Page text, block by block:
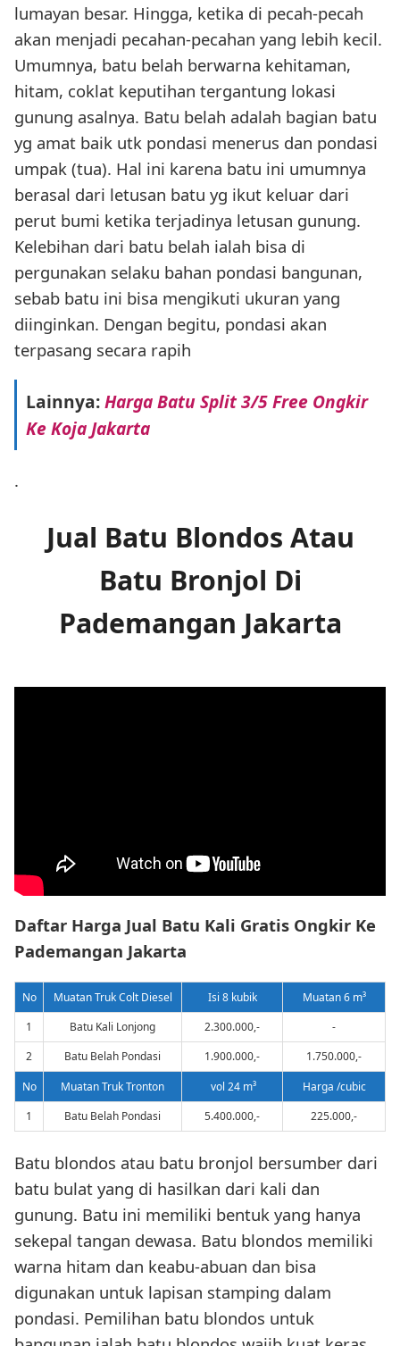
lumayan besar. Hingga, ketika di pecah-pecah
akan menjadi pecahan-pecahan yang lebih kecil.
Umumnya, batu belah berwarna kehitaman,
hitam, coklat keputihan tergantung lokasi
gunung asalnya. Batu belah adalah bagian batu
yg amat baik utk pondasi menerus dan pondasi
umpak (tua). Hal ini karena batu ini umumnya
berasal dari letusan batu yg ikut keluar dari
perut bumi ketika terjadinya letusan gunung.
Kelebihan dari batu belah ialah bisa di
pergunakan selaku bahan pondasi bangunan,
sebab batu ini bisa mengikuti ukuran yang
diinginkan. Dengan begitu, pondasi akan
terpasang secara rapih
Lainnya:Harga Batu Split 3/5 Free Ongkir
Ke Koja Jakarta
.
Jual Batu Blondos Atau
Batu Bronjol Di
Pademangan Jakarta
Daftar Harga Jual Batu Kali Gratis Ongkir Ke
Pademangan Jakarta
No Muatan Truk Colt Diesel Isi 8 kubik
Muatan 6 m³
1
Batu Kali Lonjong 2.300.000,-
-
2
Batu Belah Pondasi 1.900.000,-
1.750.000,-
No
Muatan Truk Tronton vol 24 m³
Harga /cubic
1
Batu Belah Pondasi 5.400.000,- 225.000,-
Batu blondos atau batu bronjol bersumber dari
batu bulat yang di hasilkan dari kali dan
gunung. Batu ini memiliki bentuk yang hanya
sekepal tangan dewasa. Batu blondos memiliki
warna hitam dan keabu-abuan dan bisa
digunakan untuk lapisan stamping dalam
pondasi. Pemilihan batu blondos untuk